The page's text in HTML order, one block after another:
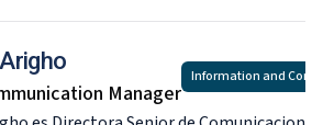
Manager
Information and